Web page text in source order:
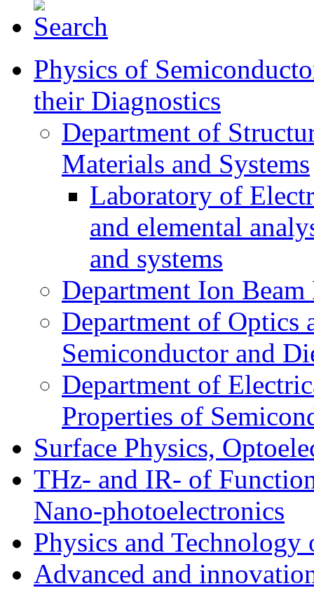
Physics of
their Diagnostics
Department of
Materials and Systems
Laboratory of
and elemental
and systems
Department Ion
Department of Optics
Semiconductor and
Department of
Properties of
Surface Physics,
THz- and IR- of
Nano-photoelectronics
Physics and Technology
Advanced and